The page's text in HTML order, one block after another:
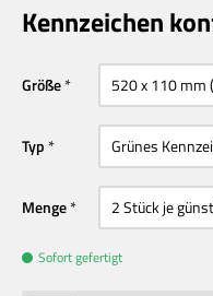
Kennzeichen
Größe
Typ
Menge
Sofort gefertigt